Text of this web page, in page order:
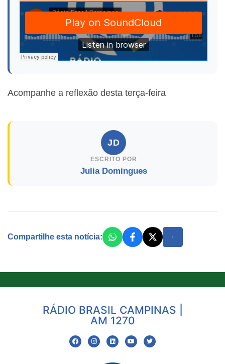
Acompanhe a reflexão desta terça-feira
JD
ESCRITO POR
Julia Domingues
Compartilhe esta notícia:
RÁDIO BRASIL CAMPINAS |
AM 1270